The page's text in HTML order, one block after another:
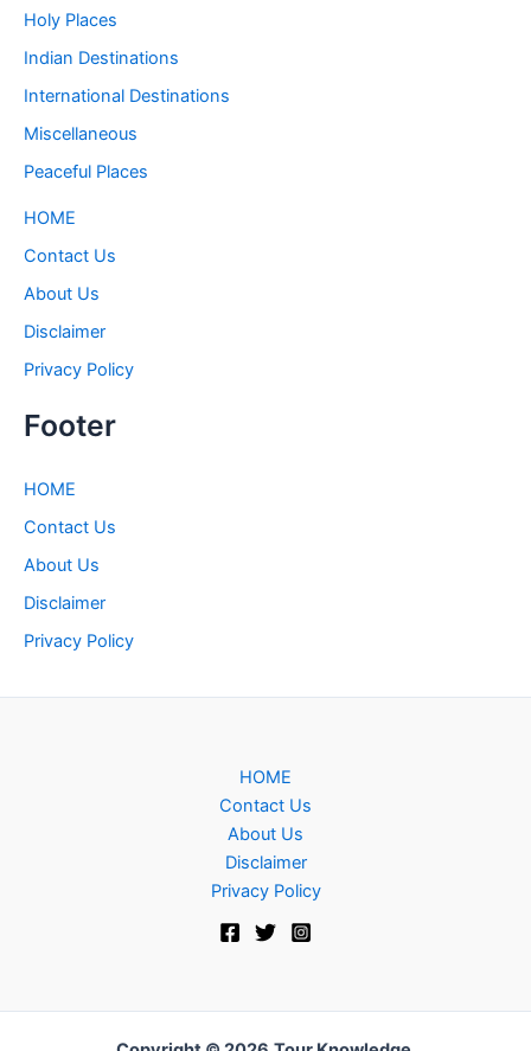
Holy Places
Indian Destinations
International Destinations
Miscellaneous
Peaceful Places
HOME
Contact Us
About Us
Disclaimer
Privacy Policy
Footer
HOME
Contact Us
About Us
Disclaimer
Privacy Policy
HOME
Contact Us
About Us
Disclaimer
Privacy Policy